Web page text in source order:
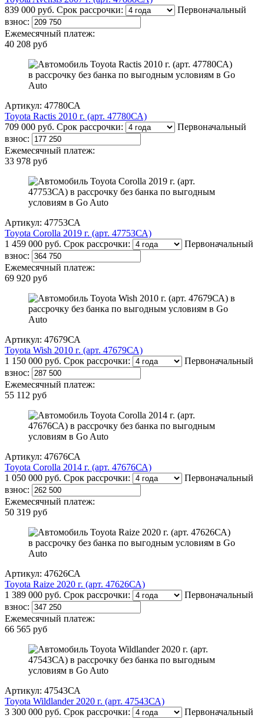
839 000 руб. Срок рассрочки:
Первоначальный
взнос:
Ежемесячный платеж:
40 208 руб
Артикул: 47780СА
Toyota Ractis 2010 г. (арт. 47780СА)
709 000 руб. Срок рассрочки:
Первоначальный
взнос:
Ежемесячный платеж:
33 978 руб
Артикул: 47753СА
Toyota Corolla 2019 г. (арт. 47753СА)
1 459 000 руб. Срок рассрочки:
Первоначальный
взнос:
Ежемесячный платеж:
69 920 руб
Артикул: 47679СА
Toyota Wish 2010 г. (арт. 47679СА)
1 150 000 руб. Срок рассрочки:
Первоначальный
взнос:
Ежемесячный платеж:
55 112 руб
Артикул: 47676СА
Toyota Corolla 2014 г. (арт. 47676СА)
1 050 000 руб. Срок рассрочки:
Первоначальный
взнос:
Ежемесячный платеж:
50 319 руб
Артикул: 47626СА
Toyota Raize 2020 г. (арт. 47626СА)
1 389 000 руб. Срок рассрочки:
Первоначальный
взнос:
Ежемесячный платеж:
66 565 руб
Артикул: 47543СА
Toyota Wildlander 2020 г. (арт. 47543СА)
3 300 000 руб. Срок рассрочки:
Первоначальный